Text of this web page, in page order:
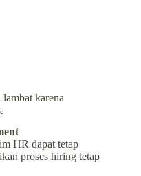
karena
HR dapat tetap
proses hiring tetap